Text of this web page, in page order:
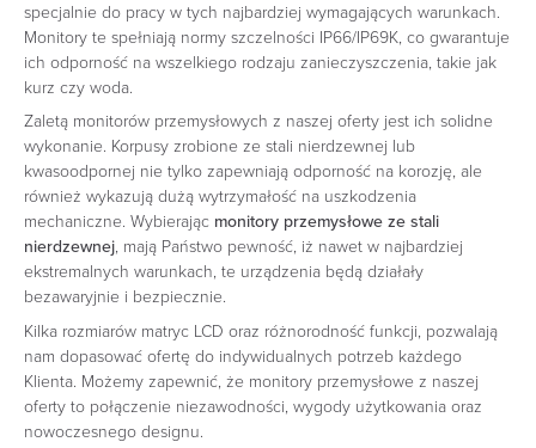
specjalnie do pracy w tych najbardziej wymagających warunkach.
Monitory te spełniają normy szczelności IP66/IP69K, co gwarantuje
ich odporność na wszelkiego rodzaju zanieczyszczenia, takie jak
kurz czy woda.
Zaletą monitorów przemysłowych z naszej oferty jest ich solidne
wykonanie. Korpusy zrobione ze stali nierdzewnej lub
kwasoodpornej nie tylko zapewniają odporność na korozję, ale
również wykazują dużą wytrzymałość na uszkodzenia
mechaniczne. Wybierając monitory przemysłowe ze stali
nierdzewnej, mają Państwo pewność, iż nawet w najbardziej
ekstremalnych warunkach, te urządzenia będą działały
bezawaryjnie i bezpiecznie.
Kilka rozmiarów matryc LCD oraz różnorodność funkcji, pozwalają
nam dopasować ofertę do indywidualnych potrzeb każdego
Klienta. Możemy zapewnić, że monitory przemysłowe z naszej
oferty to połączenie niezawodności, wygody użytkowania oraz
nowoczesnego designu.